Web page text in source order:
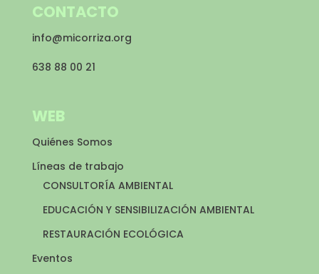
CONTACTO
info@micorriza.org
638 88 00 21
WEB
Quiénes Somos
Líneas de trabajo
CONSULTORÍA AMBIENTAL
EDUCACIÓN Y SENSIBILIZACIÓN AMBIENTAL
RESTAURACIÓN ECOLÓGICA
Eventos